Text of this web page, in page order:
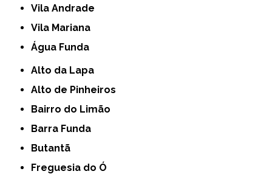
Vila Andrade
Vila Mariana
Água Funda
Alto da Lapa
Alto de Pinheiros
Bairro do Limão
Barra Funda
Butantã
Freguesia do Ó